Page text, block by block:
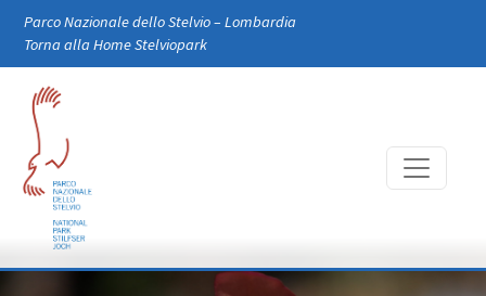
Skip to main content
Parco Nazionale dello Stelvio – Lombardia
Torna alla Home Stelviopark